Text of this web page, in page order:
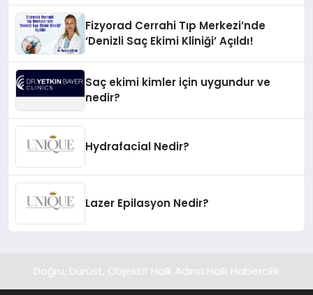
Fizyorad Cerrahi Tıp Merkezi’nde
‘Denizli Saç Ekimi Kliniği’ Açıldı!
Saç ekimi kimler için uygundur ve
nedir?
Hydrafacial Nedir?
Lazer Epilasyon Nedir?
Doğru, Dürüst, Objektif Halk Adına Halk Habercilik